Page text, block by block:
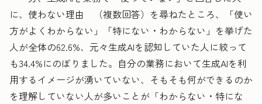
に、使わない理由 （複数回答）を尋ねたところ、「使い
方がよくわからない」「特にない・わからない」を挙げた
人が全体の62.6%、元々生成AIを認知していた人に絞って
も34.4%にのぼりました。自分の業務において生成AIを利
用するイメージが湧いていない、そもそも何ができるのか
を理解していない人が多いことが「わからない・特にな